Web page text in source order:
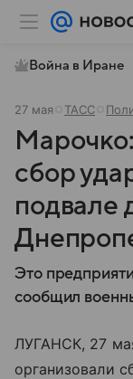
Война в Иране
27 мая ТАСС
сбор
подвале
Это
сообщил
ЛУГАНСК, 27
организовали